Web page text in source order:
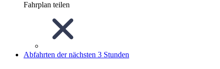
Fahrplan teilen
Abfahrten der nächsten 3 Stunden